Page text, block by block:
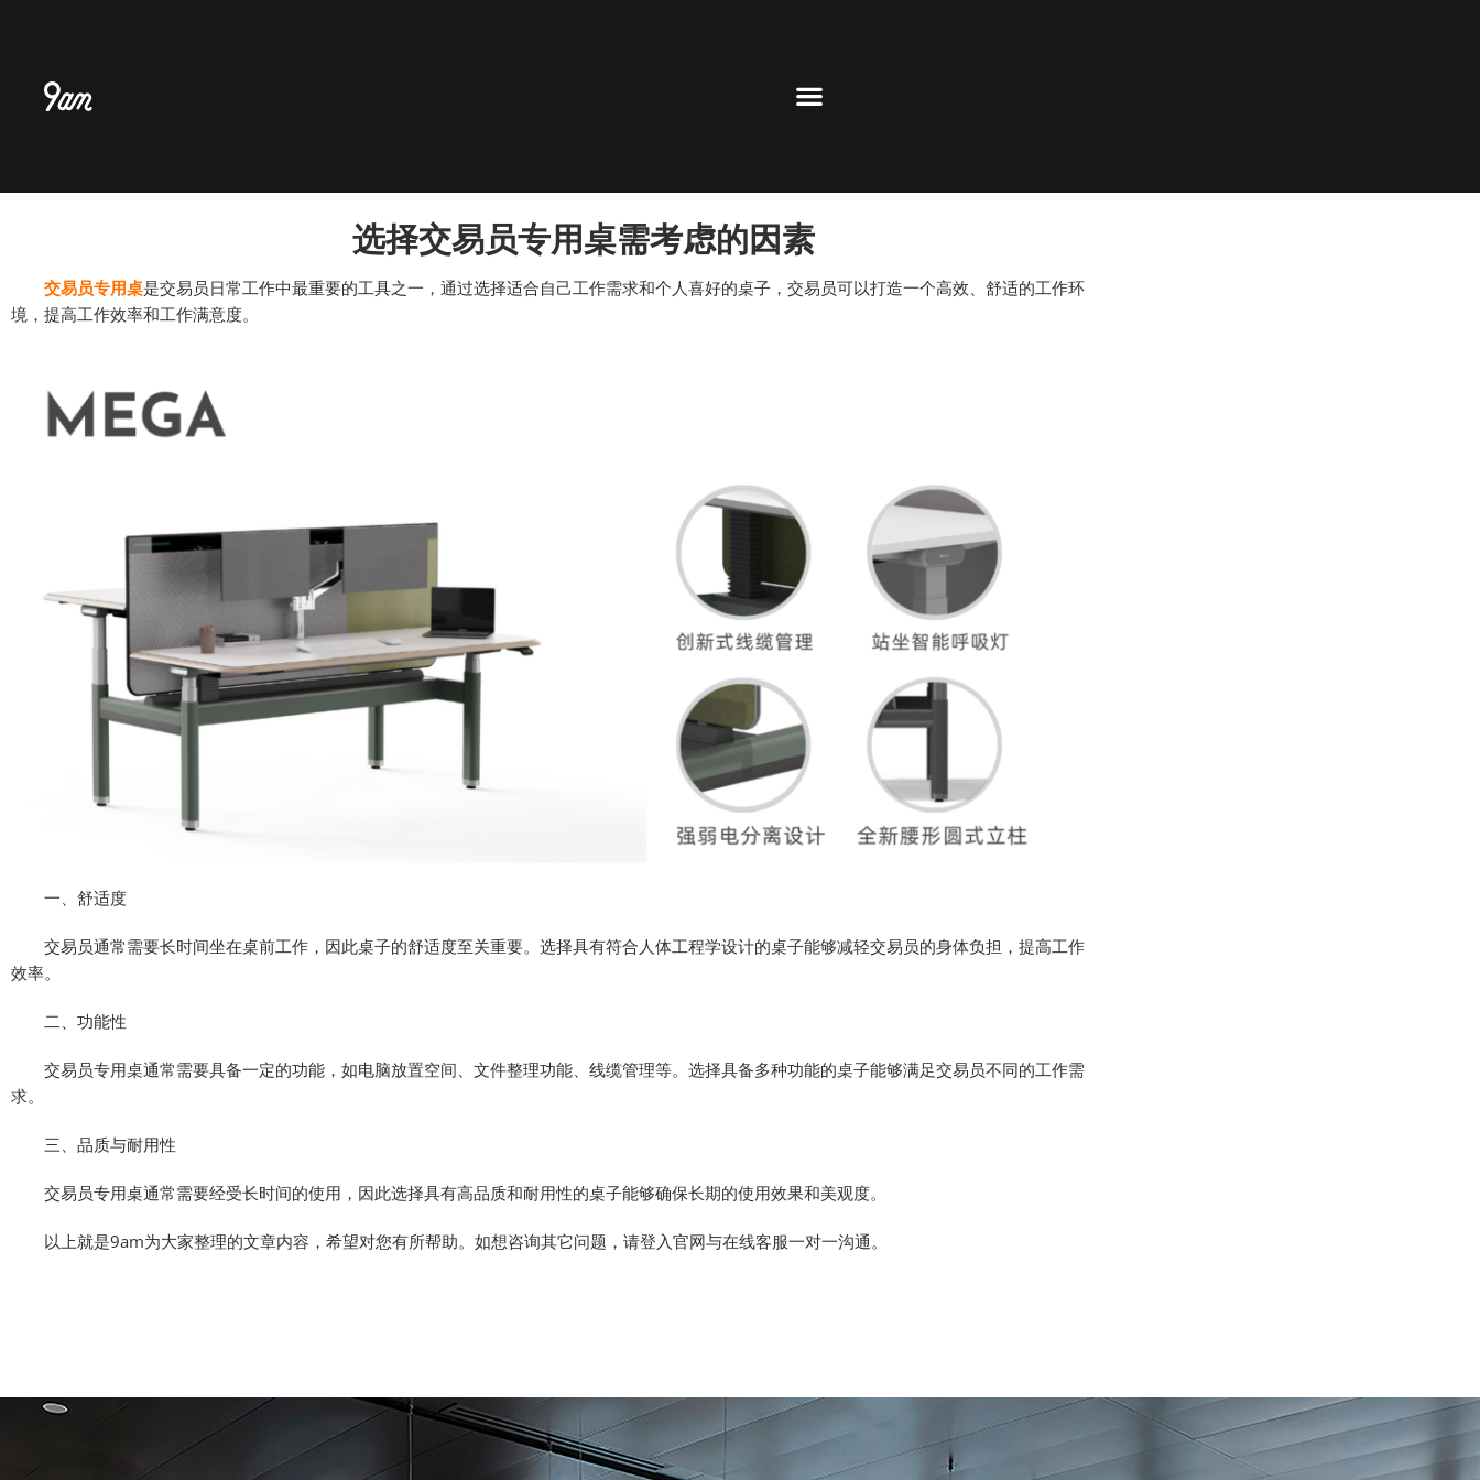
选择交易员专用桌需考虑的因素
交易员专用桌是交易员日常工作中最重要的工具之一，通过选择适合自己工作需求和个人喜好的桌子，交易员可以打造一个高效、舒适的工作环
境，提高工作效率和工作满意度。
一、舒适度
交易员通常需要长时间坐在桌前工作，因此桌子的舒适度至关重要。选择具有符合人体工程学设计的桌子能够减轻交易员的身体负担，提高工作
效率。
二、功能性
交易员专用桌通常需要具备一定的功能，如电脑放置空间、文件整理功能、线缆管理等。选择具备多种功能的桌子能够满足交易员不同的工作需
求。
三、品质与耐用性
交易员专用桌通常需要经受长时间的使用，因此选择具有高品质和耐用性的桌子能够确保长期的使用效果和美观度。
以上就是9am为大家整理的文章内容，希望对您有所帮助。如想咨询其它问题，请登入官网与在线客服一对一沟通。